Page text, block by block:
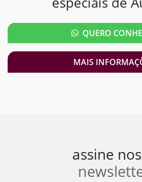
QUERO
MAIS
assine